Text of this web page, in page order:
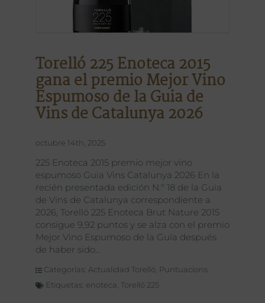
Torelló 225 Enoteca 2015
gana el premio Mejor Vino
Espumoso de la Guia de
Vins de Catalunya 2026
octubre 14th, 2025
225 Enoteca 2015 premio mejor vino
espumoso Guia Vins Catalunya 2026 En la
recién presentada edición N.º 18 de la Guia
de Vins de Catalunya correspondiente a
2026, Torelló 225 Enoteca Brut Nature 2015
consigue 9,92 puntos y se alza con el premio
Mejor Vino Espumoso de la Guía después
de haber sido
Categorías: Actualidad Torelló Puntuacions
Etiquetas: enoteca Torelló 225